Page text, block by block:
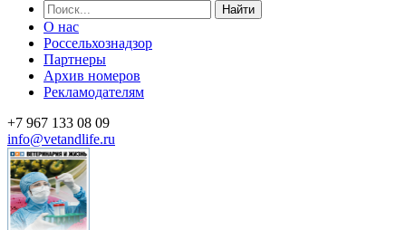
Найти
О нас
Россельхознадзор
Партнеры
Архив номеров
Рекламодателям
+7 967 133 08 09
info@vetandlife.ru